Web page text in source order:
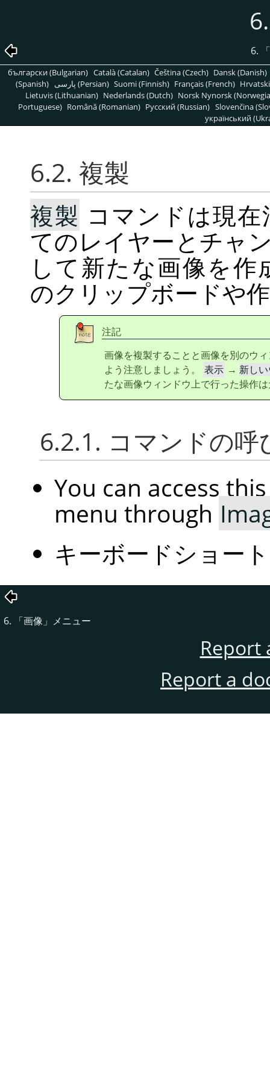
6. 「
български (Bulgarian) Català (Catalan) Čeština (Czech) Dansk (Danish)
(Spanish)
پارسی (Persian) Suomi (Finnish) Français (French)
Lietuvis (Lithuanian) Nederlands (Dutch) Norsk Nynorsk
Portuguese) Română (Romanian) Pусский (Russian) Slovenčina
український
6.2. 複製
複製 コマンドは現
てのレイヤーとチャ
して新たな画像を
のクリップボードや
注記
画像を複製することと画像を別のウ
よう注意しましょう。 表示 → 新し
たな画像ウィンドウ上で行った操作
6.2.1. コマンドの呼
You can access
menu through
キーボードショー
6. 「画像 」 メニュー
Report
Report a